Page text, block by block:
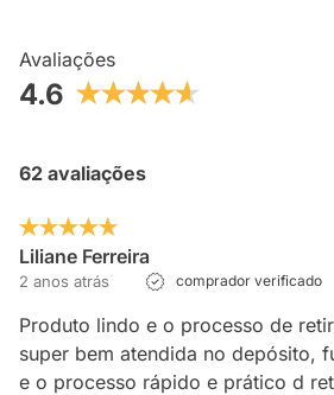
Avaliações
4.6
62 avaliações
Liliane Ferreira
2 anos atrás comprador verificado
Produto lindo e o processo de
super bem atendida no depósito,
e o processo rápido e prático d